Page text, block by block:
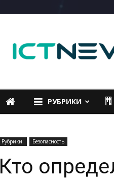
РУБРИКИ
Рубрики: Безопасность
Кто